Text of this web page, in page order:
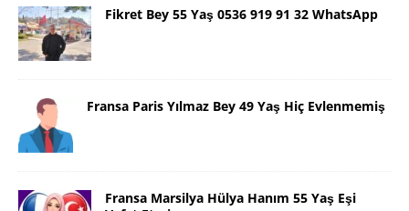
Fikret Bey 55 Yaş 0536 919 91 32 WhatsApp
Fransa Paris Yılmaz Bey 49 Yaş Hiç Evlenmemiş
Fransa Marsilya Hülya Hanım 55 Yaş Eşi